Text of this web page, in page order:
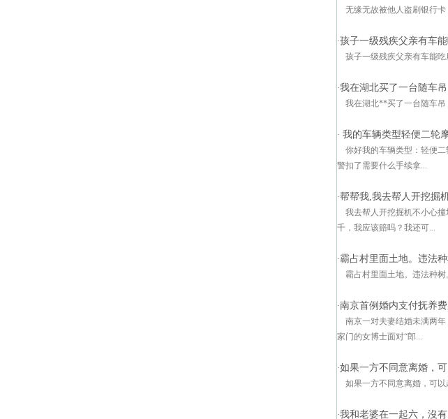
无缘无故被他人盗刷银行卡
·孩子一级残疾父亲有车
孩子一级残疾父亲有车能吃
·我在湖北买了一台随车
我在湖北**买了一台随车
· 我的车辆类型轻便二轮
你好我的车辆类型：轻便
警扣了需要什么手续拿...
·帮帮我,我去帮人开挖掘
我去帮人开挖掘机不小心
千，我应该赔吗？我还可...
·霸占村里面土地。违法种
霸占村里面土地。违法种树
·南京首例婚内支付抚养
南京一对夫妻结婚未满两
家门的女博士面对“郎...
·如果一方不同意离婚，
如果一方不同意离婚，可以
·我和老婆在一起六，沒